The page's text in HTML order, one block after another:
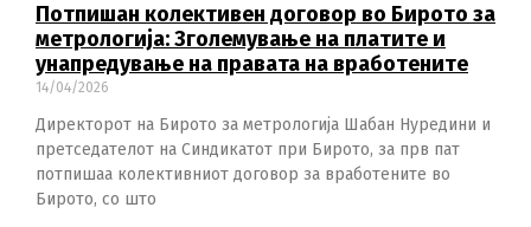
Потпишан колективен договор во Бирото за
метрологија: Зголемување на платите и
унапредување на правата на вработените
14/04/2026
Директорот на Бирото за метрологија Шабан Нуредини и
претседателот на Синдикатот при Бирото, за прв пат
потпишаа колективниот договор за вработените во
Бирото, со што